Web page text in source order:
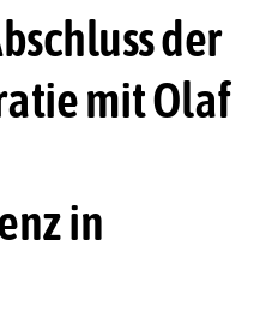
der
mit Olaf
in